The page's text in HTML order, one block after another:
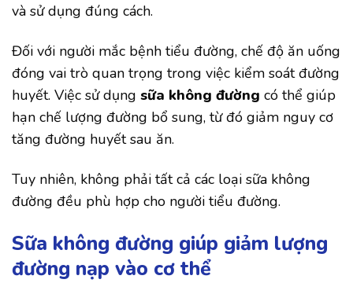
và sử dụng đúng cách.
Đối với người mắc bệnh tiểu đường, chế độ ăn uống
đóng vai trò quan trọng trong việc kiểm soát đường
huyết. Việc sử dụng sữa không đường có thể giúp
hạn chế lượng đường bổ sung, từ đó giảm nguy cơ
tăng đường huyết sau ăn.
Tuy nhiên, không phải tất cả các loại sữa không
đường đều phù hợp cho người tiểu đường.
Sữa không đường giúp giảm lượng
đường nạp vào cơ thể